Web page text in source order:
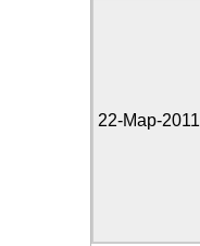
22-Мар-2011